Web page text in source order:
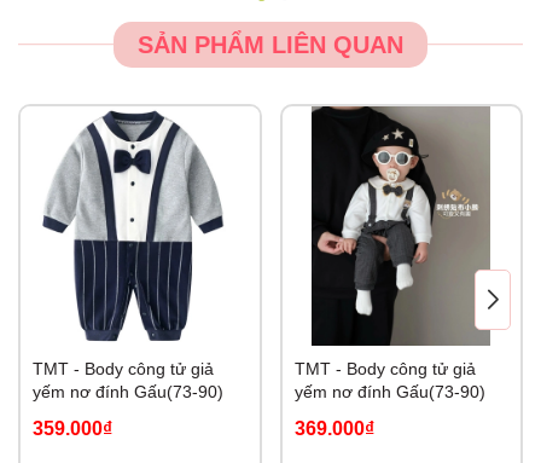
SẢN PHẨM LIÊN QUAN
TMT - Body công tử giả
yếm nơ đính Gấu(73-90)
359.000₫
TMT - Body công tử giả
yếm nơ đính Gấu(73-90)
369.000₫